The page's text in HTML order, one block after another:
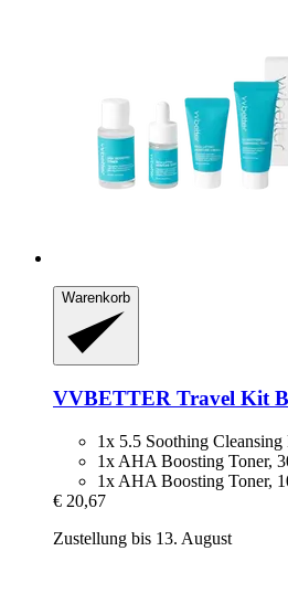
Warenkorb
VVBETTER Travel Kit
1x 5.5 Soothing Cleansing
1x AHA Boosting Toner,
1x AHA Boosting Toner,
€ 20,67
Zustellung bis 13. August